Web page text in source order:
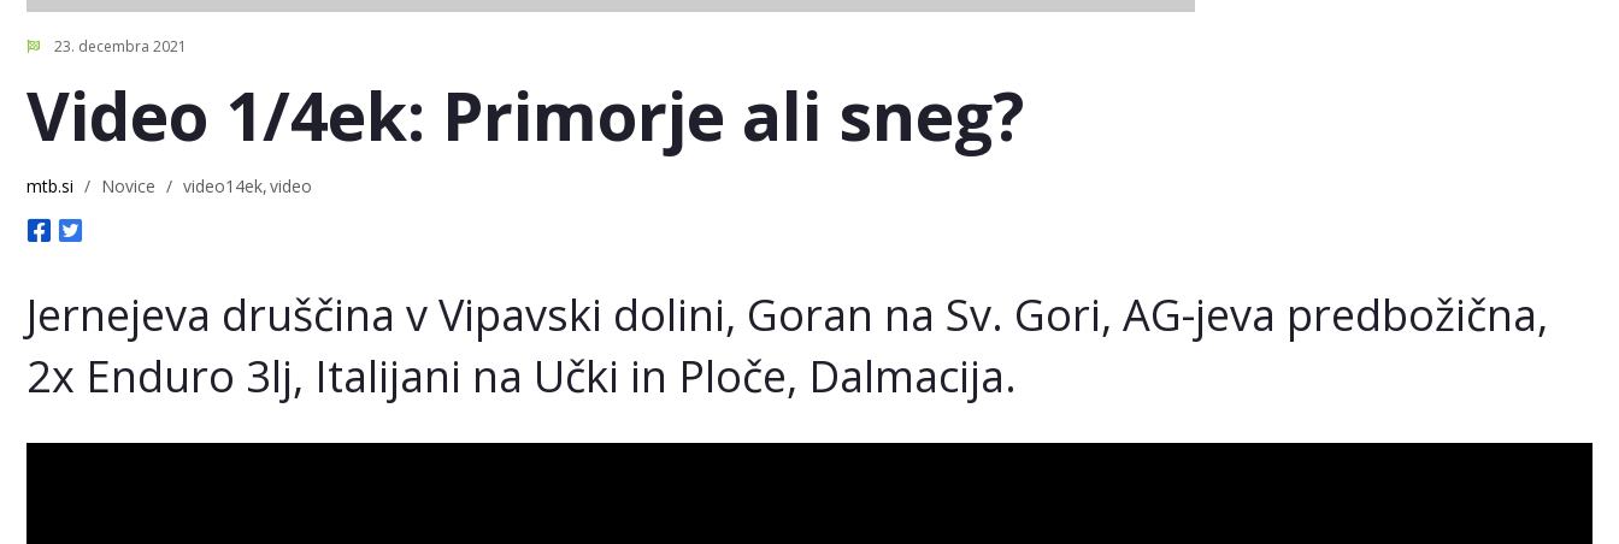
23. decembra 2021
Video 1/4ek: Primorje ali sneg?
mtb.si / Novice / video14ek video
Jernejeva druščina v Vipavski dolini, Goran na Sv. Gori, AG-jeva predbožična,
2x Enduro 3lj, Italijani na Učki in Ploče, Dalmacija.